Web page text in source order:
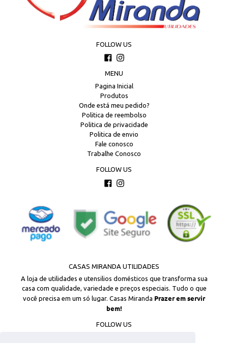
FOLLOW US
FacebookInstagram
MENU
Pagina Inicial
Produtos
Onde está meu pedido?
Politica de reembolso
Politica de privacidade
Politica de envio
Fale conosco
Trabalhe Conosco
FOLLOW US
FacebookInstagram
CASAS MIRANDA UTILIDADES
A loja de utilidades e utensilios domésticos que transforma sua
casa com qualidade, variedade e preços especiais. Tudo o que
você precisa em um só lugar. Casas Miranda Prazer em servir
bem!
FOLLOW US